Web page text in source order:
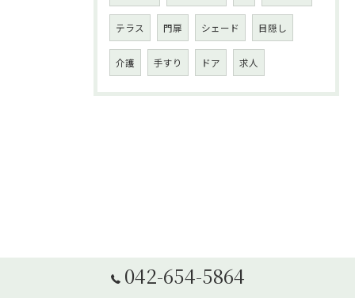
テラス 門扉 シェード 目隠し
介護 手すり ドア 求人
042-654-5864